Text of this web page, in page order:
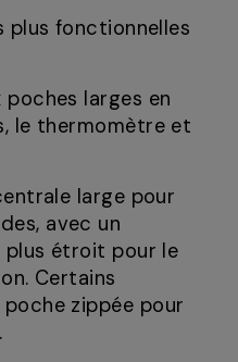
plus fonctionnelles
poches larges en
le thermomètre et
large pour
avec un
étroit pour le
Certains
zippée pour